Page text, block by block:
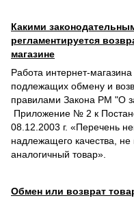
Какими
регламентируется
магазине
Работа интернет-
подлежащих обмену и
правилами Закона РМ "О
Приложение № 2 к
08.12.2003 г. «Перечень
надлежащего качества,
аналогичный товар».
Обмен или возврат